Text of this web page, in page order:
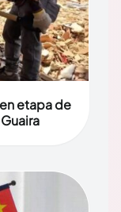
etapa de